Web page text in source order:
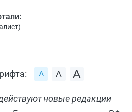
)
новые редакции